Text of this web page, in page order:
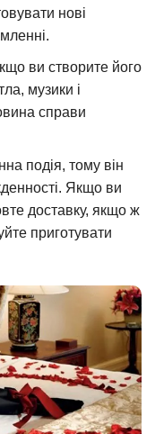
нові
ви створите його
музики і
справи
подія, тому він
Якщо ви
доставку, якщо ж
приготувати